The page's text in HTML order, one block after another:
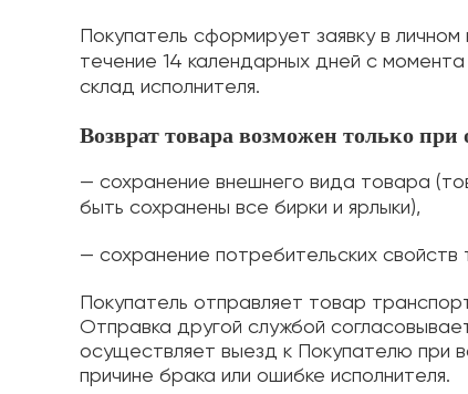
Покупатель сформирует заявку в
течение 14 календарных дней с
склад исполнителя.
Возврат товара возможен только
— сохранение внешнего вида товара
быть сохранены все бирки и ярлыки),
— сохранение потребительских свойств
Покупатель отправляет товар
Отправка другой службой
осуществляет выезд к Покупателю при
причине брака или ошибке исполнителя.